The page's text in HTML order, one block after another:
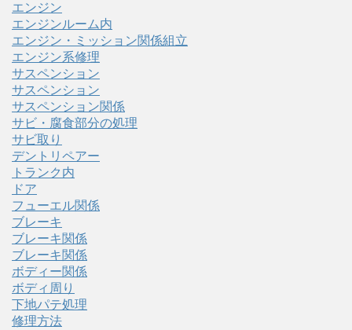
エンジン
エンジンルーム内
エンジン・ミッション関係組立
エンジン系修理
サスペンション
サスペンション
サスペンション関係
サビ・腐食部分の処理
サビ取り
デントリペアー
トランク内
ドア
フューエル関係
ブレーキ
ブレーキ関係
ブレーキ関係
ボディー関係
ボディ周り
下地パテ処理
修理方法